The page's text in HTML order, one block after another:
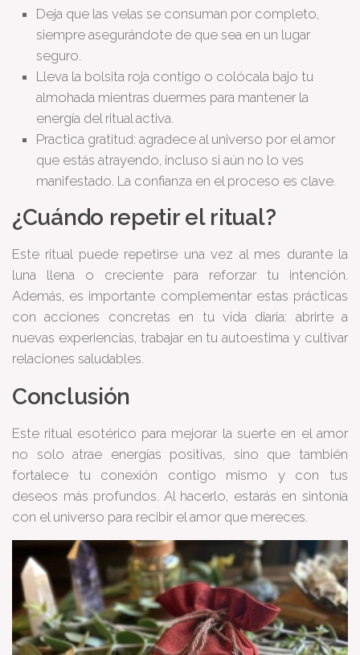
Deja que las velas se consuman por completo,
siempre asegurándote de que sea en un lugar
seguro.
Lleva la bolsita roja contigo o colócala bajo tu
almohada mientras duermes para mantener la
energía del ritual activa.
Practica gratitud: agradece al universo por el amor
que estás atrayendo, incluso si aún no lo ves
manifestado. La confianza en el proceso es clave.
¿Cuándo repetir el ritual?
Este ritual puede repetirse una vez al mes durante la
luna llena o creciente para reforzar tu intención.
Además, es importante complementar estas prácticas
con acciones concretas en tu vida diaria: abrirte a
nuevas experiencias, trabajar en tu autoestima y cultivar
relaciones saludables.
Conclusión
Este ritual esotérico para mejorar la suerte en el amor
no solo atrae energías positivas, sino que también
fortalece tu conexión contigo mismo y con tus
deseos más profundos. Al hacerlo, estarás en sintonía
con el universo para recibir el amor que mereces.